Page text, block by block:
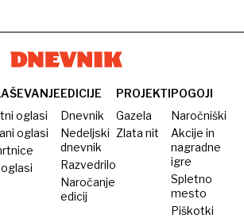
oglasi
oglasi
EDICIJE
Dnevnik
Nedeljski
dnevnik
Razvedrilo
Naročanje
edicij
PROJEKTI
Gazela
Zlata nit
POGOJI
Naročniški
Akcije in
nagradne
igre
Spletno
mesto
Piškotki